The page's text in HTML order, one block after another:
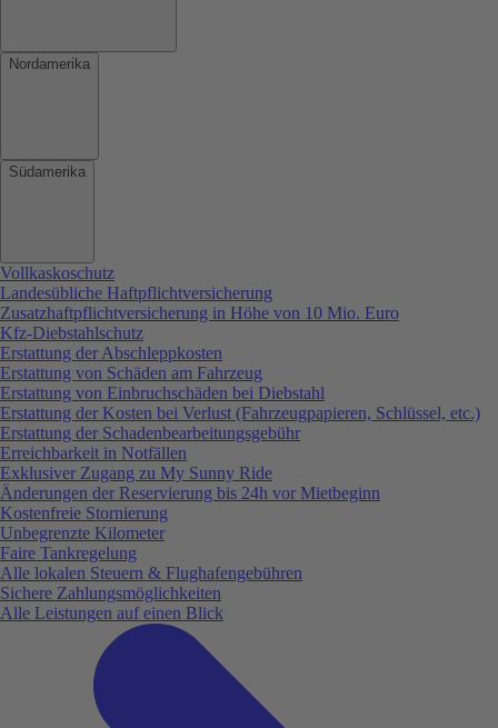
Nordamerika
Südamerika
Vollkaskoschutz
Landesübliche Haftpflichtversicherung
Zusatzhaftpflichtversicherung in Höhe von 10 Mio. Euro
Kfz-Diebstahlschutz
Erstattung der Abschleppkosten
Erstattung von Schäden am Fahrzeug
Erstattung von Einbruchschäden bei Diebstahl
Erstattung der Kosten bei Verlust (Fahrzeugpapieren, Schlüssel, etc.)
Erstattung der Schadenbearbeitungsgebühr
Erreichbarkeit in Notfällen
Exklusiver Zugang zu My Sunny Ride
Änderungen der Reservierung bis 24h vor Mietbeginn
Kostenfreie Stornierung
Unbegrenzte Kilometer
Faire Tankregelung
Alle lokalen Steuern & Flughafengebühren
Sichere Zahlungsmöglichkeiten
Alle Leistungen auf einen Blick